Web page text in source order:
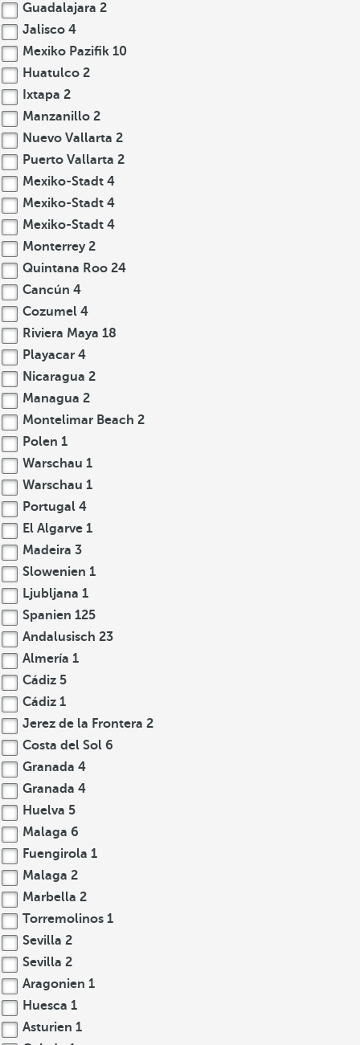
Guadalajara 2
Jalisco 4
Mexiko Pazifik 10
Huatulco 2
Ixtapa 2
Manzanillo 2
Nuevo Vallarta 2
Puerto Vallarta 2
Mexiko-Stadt 4
Mexiko-Stadt 4
Mexiko-Stadt 4
Monterrey 2
Quintana Roo 24
Cancún 4
Cozumel 4
Riviera Maya 18
Playacar 4
Nicaragua 2
Managua 2
Montelimar Beach 2
Polen 1
Warschau 1
Warschau 1
Portugal 4
El Algarve 1
Madeira 3
Slowenien 1
Ljubljana 1
Spanien 125
Andalusisch 23
Almería 1
Cádiz 5
Cádiz 1
Jerez de la Frontera 2
Costa del Sol 6
Granada 4
Granada 4
Huelva 5
Malaga 6
Fuengirola 1
Malaga 2
Marbella 2
Torremolinos 1
Sevilla 2
Sevilla 2
Aragonien 1
Huesca 1
Asturien 1